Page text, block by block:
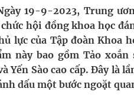
nâng chất lượng y tế
Công: Khi việc học bắt đầu từ
ung thư vú giúp cứu sống hàng
cao thị lực thời hiện đại
19-9-2023, Trung
hội đồng khoa học
lực của Tập đoàn Khoa
này bao gồm Tảo
Yến Sào cao cấp. Đây là
dấu một bước ngoặt